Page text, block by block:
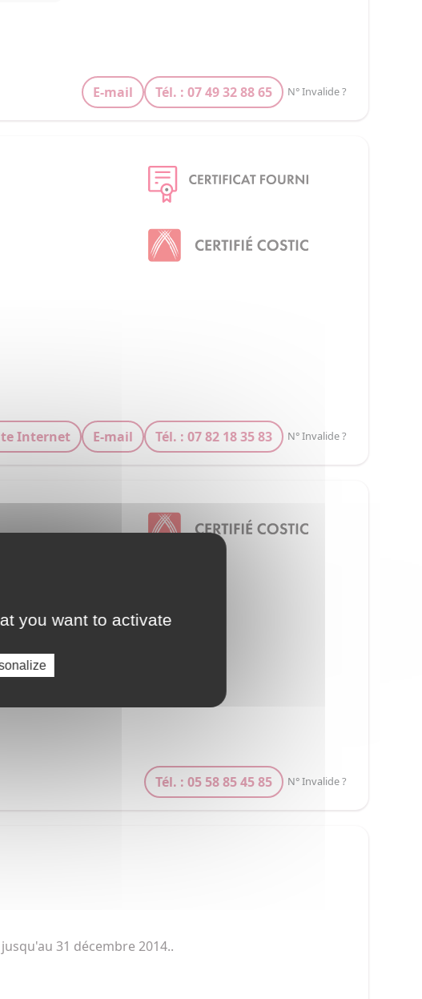
E-mail Tél. : 07 49 32 88 65 N° Invalide ?
Internet E-mail Tél. : 07 82 18 35 83 N° Invalide ?
Tél. : 05 58 85 45 85 N° Invalide ?
31 décembre 2014..
you want to activate